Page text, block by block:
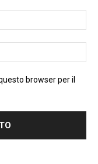
browser per il